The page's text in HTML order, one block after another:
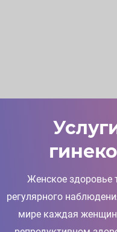
Женское здоровье
регулярного
мире каждая